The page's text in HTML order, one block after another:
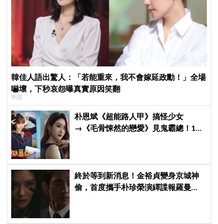
韓佳人語出驚人：「若能重來，我不會嫁延政勳！」全場
嚇壞，下秒哀怨曝真實原因笑翻
明星
朴恩斌《超能路人甲》搞怪少女
→《毛骨悚然的戀愛》見鬼霸總！180
終於等到新消息！金裕貞變身京城神
偷，首度攜手朴珍榮演繹諜報羅曼